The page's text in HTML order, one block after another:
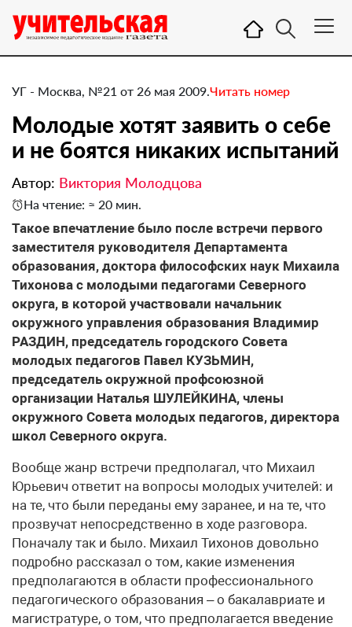
УГ - Москва, №21 от 26 мая 2009.Читать номер
Молодые хотят заявить о себе
и не боятся никаких испытаний
Автор: Виктория Молодцова
На чтение: ≈ 20 мин.
Такое впечатление было после встречи первого
заместителя руководителя Департамента
образования, доктора философских наук Михаила
Тихонова с молодыми педагогами Северного
округа, в которой участвовали начальник
окружного управления образования Владимир
РАЗДИН, председатель городского Совета
молодых педагогов Павел КУЗЬМИН,
председатель окружной профсоюзной
организации Наталья ШУЛЕЙКИНА, члены
окружного Совета молодых педагогов, директора
школ Северного округа.
Вообще жанр встречи предполагал, что Михаил
Юрьевич ответит на вопросы молодых учителей: и
на те, что были переданы ему заранее, и на те, что
прозвучат непосредственно в ходе разговора.
Поначалу так и было. Михаил Тихонов довольно
подробно рассказал о том, какие изменения
предполагаются в области профессионального
педагогического образования – о бакалавриате и
магистратуре, о том, что предполагается введение